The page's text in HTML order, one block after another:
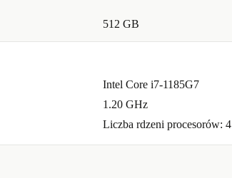
512 GB
Intel Core i7-1185G7
1.20 GHz
Liczba rdzeni procesorów: 4